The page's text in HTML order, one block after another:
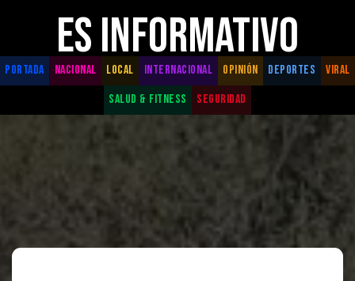
ES INFORMATIVO
PORTADA NACIONAL LOCAL INTERNACIONAL OPINIÓN DEPORTES
VIRAL
SALUD & FITNESS
SEGURIDAD